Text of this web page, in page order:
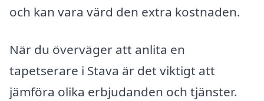
och kan vara värd den extra kostnaden.
När du överväger att anlita en
tapetserare i Stava är det viktigt att
jämföra olika erbjudanden och tjänster.